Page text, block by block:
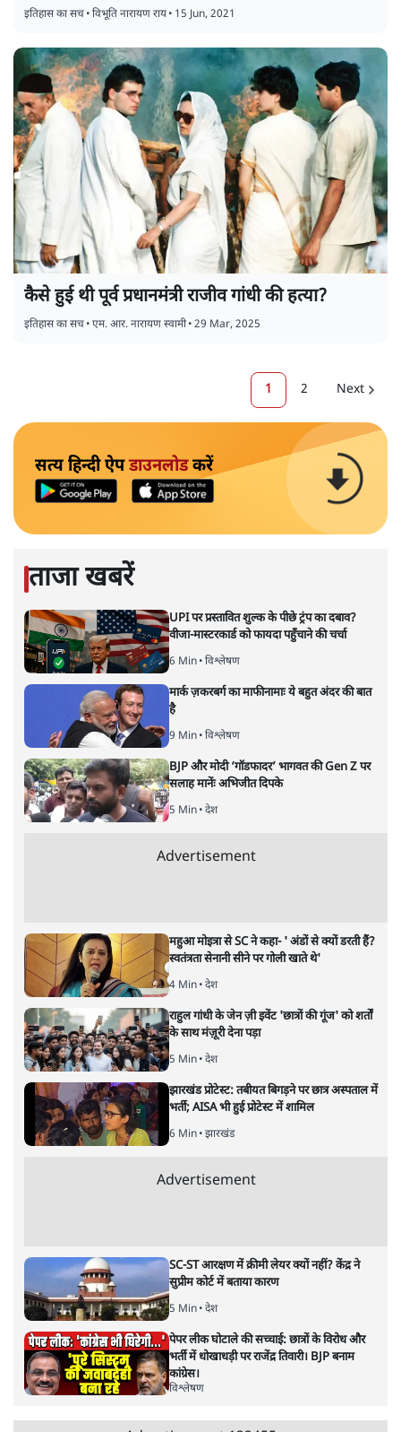
इतिहास का सच•विभूति नारायण राय• 15 Jun, 2021
कैसे हुई थी पूर्व प्रधानमंत्री राजीव गांधी की हत्या?
इतिहास का सच•एम. आर. नारायण स्वामी•29 Mar, 2025
1 2 Next
सत्य हिन्दी ऐपडाउनलोडकरें
ताजा खबरें
UPI पर प्रस्तावित शुल्क के पीछे ट्रंप का दबाव?
वीजा-मास्टरकार्ड को फायदा पहुँचाने की चर्चा
6 Min• विश्लेषण
मार्क ज़करबर्ग का माफीनामाः ये बहुत अंदर की बात
है
9 Min• विश्लेषण
BJP और मोदी ‘गॉडफादर’ भागवत की Gen Z पर
सलाह मानेंः अभिजीत दिपके
5 Min• देश
Advertisement
महुआ मोइत्रा से SC ने कहा- ' अंडों से क्यों डरती हैं?
स्वतंत्रता सेनानी सीने पर गोली खाते थे'
4 Min• देश
राहुल गांधी के जेन ज़ी इवेंट 'छात्रों की गूंज' को शर्तों
के साथ मंज़ूरी देना पड़ा
5 Min• देश
झारखंड प्रोटेस्ट: तबीयत बिगड़ने पर छात्र अस्पताल में
भर्ती; AISA भी हुई प्रोटेस्ट में शामिल
6 Min• झारखंड
Advertisement
SC-ST आरक्षण में क्रीमी लेयर क्यों नहीं? केंद्र ने
सुप्रीम कोर्ट में बताया कारण
5 Min• देश
पेपर लीक घोटाले की सच्चाई: छात्रों के विरोध और
भर्ती में धोखाधड़ी पर राजेंद्र तिवारी। BJP बनाम
कांग्रेस।
विश्लेषण